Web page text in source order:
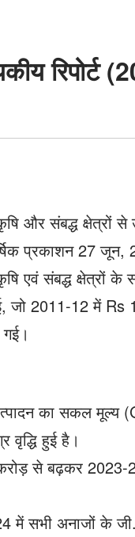
और संबद्ध क्षेत्रों
प्रकाशन 27 जून,
एवं संबद्ध क्षेत्रों
जो 2011-12 में
का सकल
हुई है।
से बढ़कर 2023-
सभी अनाजों के